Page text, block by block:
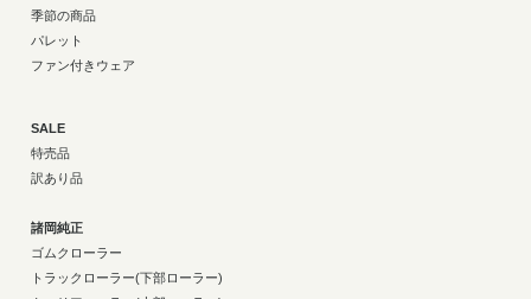
季節の商品
パレット
ファン付きウェア
SALE
特売品
訳あり品
諸岡純正
ゴムクローラー
トラックローラー(下部ローラー)